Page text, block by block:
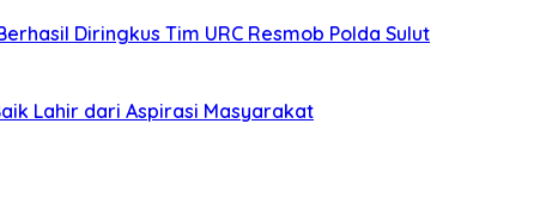
Diringkus Tim URC Resmob Polda Sulut
Lahir dari Aspirasi Masyarakat